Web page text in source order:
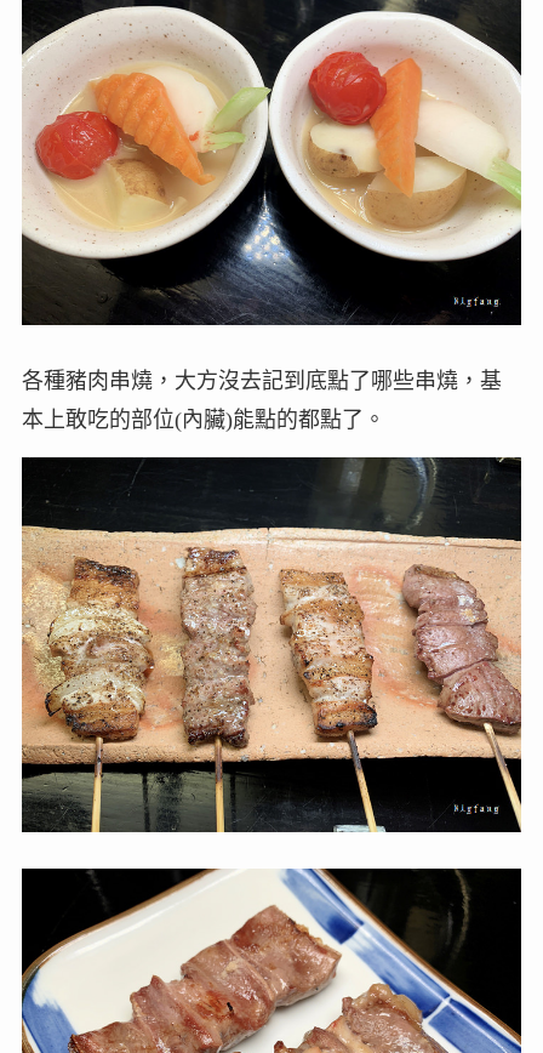
各種豬肉串燒，大方沒去記到底點了哪些串燒，基
本上敢吃的部位(內臟)能點的都點了。